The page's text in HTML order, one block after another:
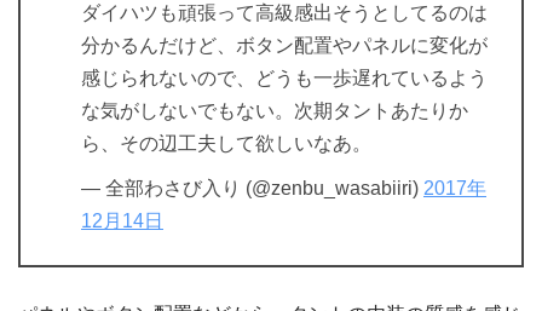
ダイハツも頑張って高級感出そうとしてるのは
分かるんだけど、ボタン配置やパネルに変化が
感じられないので、どうも一歩遅れているよう
な気がしないでもない。次期タントあたりか
ら、その辺工夫して欲しいなあ。
— 全部わさび入り (@zenbu_wasabiiri) 2017年
12月14日